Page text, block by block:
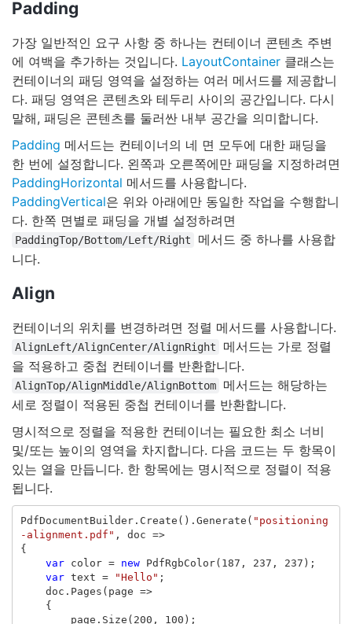
Padding
가장 일반적인 요구 사항 중 하나는 컨테이너 콘텐츠 주변
에 여백을 추가하는 것입니다. LayoutContainer 클래스는
컨테이너의 패딩 영역을 설정하는 여러 메서드를 제공합니
다. 패딩 영역은 콘텐츠와 테두리 사이의 공간입니다. 다시
말해, 패딩은 콘텐츠를 둘러싼 내부 공간을 의미합니다.
Padding 메서드는 컨테이너의 네 면 모두에 대한 패딩을
한 번에 설정합니다. 왼쪽과 오른쪽에만 패딩을 지정하려면
PaddingHorizontal 메서드를 사용합니다.
PaddingVertical은 위와 아래에만 동일한 작업을 수행합니
다. 한쪽 면별로 패딩을 개별 설정하려면
PaddingTop/Bottom/Left/Right
메서드 중 하나를 사용합
니다.
Align
컨테이너의 위치를 변경하려면 정렬 메서드를 사용합니다.
AlignLeft/AlignCenter/AlignRight
메서드는 가로 정렬
을 적용하고 중첩 컨테이너를 반환합니다.
AlignTop/AlignMiddle/AlignBottom
메서드는 해당하는
세로 정렬이 적용된 중첩 컨테이너를 반환합니다.
명시적으로 정렬을 적용한 컨테이너는 필요한 최소 너비
및/또는 높이의 영역을 차지합니다. 다음 코드는 두 항목이
있는 열을 만듭니다. 한 항목에는 명시적으로 정렬이 적용
됩니다.
PdfDocumentBuilder. Create (). Generate ( "positioning
-alignment.pdf" , doc =>
{
var
color = new PdfRgbColor( 187 , 237 , 237 );
var text = "Hello" ;
doc . Pages ( page =>
{
page . Size ( 200 , 100 );